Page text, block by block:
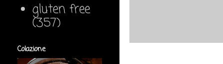
gluten free
(357)
Colazione